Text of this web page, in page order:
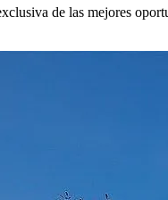
de las mejores